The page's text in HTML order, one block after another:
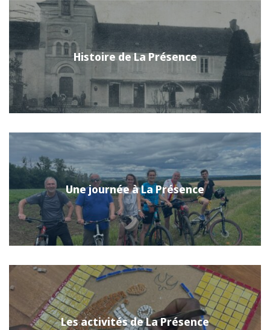
Histoire de La Présence
Une journée à La Présence
Les activités de La Présence